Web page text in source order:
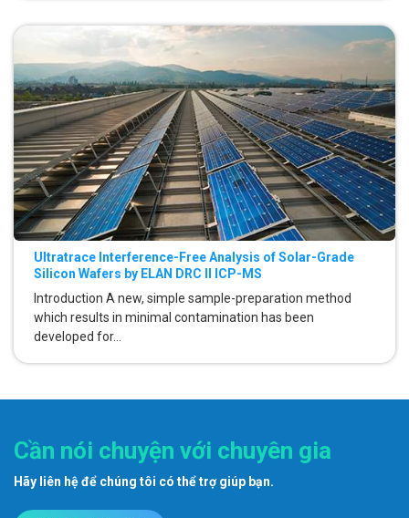
Ultratrace Interference-Free Analysis of Solar-Grade
Silicon Wafers by ELAN DRC II ICP-MS
Introduction A new, simple sample-preparation method
which results in minimal contamination has been
developed for...
Cần nói chuyện với chuyên gia
Hãy liên hệ để chúng tôi có thể trợ giúp bạn.